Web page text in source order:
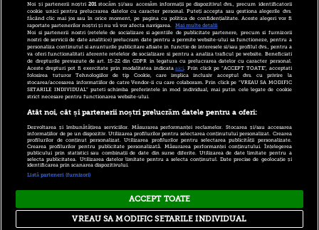
autor:Alexandru Banu
Copyright © 2026 PRO TV S.R.L |Politica de Cookie|
Politica Confidentialitate| RSS
Noi și partenerii noștri201stocăm și/sau accesăm informații pe dispozitivul dvs., precum identificatorii
cookie unici pentru prelucrarea datelor cu caracter personal. Puteți accepta sau gestiona alegerile dvs.
făcând clic mai jos sau în orice moment, pe pagina cu politica de confidențialitate. Aceste alegeri vor fi
raportate partenerilor noștri și nu vă vor afecta navigarea.
Mai multe detalii
Noi si partenerii nostri (retelele de socializare si agentiile de publicitate partenere, precum si furnizorii
nostri de servicii de date analitice) prelucram date pentru a permite website-ului sa functioneze, pentru a
personaliza continutul si anunturile publicitare afisate in functie de interesele si/sau profilul dvs., pentru a
va oferi functionalitati aferente retelelor de socializare si pentru a analiza traficul pe website. Beneficiati
de drepturile prevazute de art. 15-22 din GDPR in legatura cu prelucrarea datelor cu caracter personal.
Aceste drepturi pot fi exercitate prin modalitatea indicataaici. Prin click pe “ACCEPT TOATE”, acceptati
folosirea tuturor Tehnologiilor de tip Cookie, care implica inclusiv acceptul dvs. cu privire la
stocarea/accesarea informatiilor de catre Vendor-ii cu care colaboram. Prin click pe “VREAU SA MODIFIC
SETARILE INDIVIDUAL” puteti schimba preferintele in mod individual, mai putin cele legate de cookie
strict necesare pentru functionarea website-ului.
Atât noi, cât și partenerii noștri prelucrăm datele pentru a oferi:
Dezvoltarea și îmbunătățirea serviciilor. Măsurarea performanței reclamelor. Stocarea și/sau accesarea
informațiilor de pe un dispozitiv. Utilizarea profilurilor pentru selectarea conținutului personalizat. Crearea
profilurilor de conținut personalizat. Utilizarea profilurilor pentru selectarea publicității personalizate.
Crearea profilurilor pentru publicitate personalizată. Măsurarea performanței conținutului. Înțelegerea
publicului prin statistici sau combinații de date din surse diferite. Utilizarea de date limitate pentru a
selecta publicitatea. Utilizarea datelor limitate pentru a selecta conținutul. Date precise de geolocație și
identificarea prin scanarea dispozitivului.
Listă parteneri (furnizori)
ACCEPT TOATE
VREAU SA MODIFIC SETARILE INDIVIDUAL